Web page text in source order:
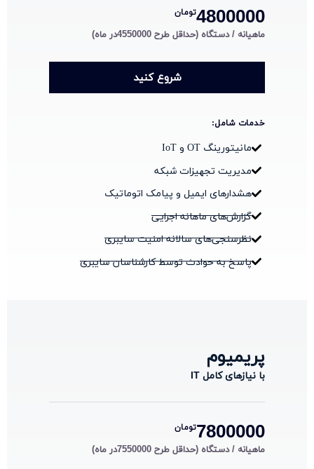
4800000تومان
ماهیانه / دستگاه (حداقل طرح 4550000در ماه)
مانیتورینگ OT و IoT
مدیریت تجهیزات شبکه
هشدارهای ایمیل و پیامک اتوماتیک
گزارش‌های ماهانه اجرایی
نظرسنجی‌های سالانه امنیت سایبری
پاسخ به حوادث توسط کارشناسان سایبری
شروع کنید
خدمات شامل:
پریمیوم
با نیازهای کامل IT
7800000تومان
ماهیانه / دستگاه (حداقل طرح 7550000در ماه)